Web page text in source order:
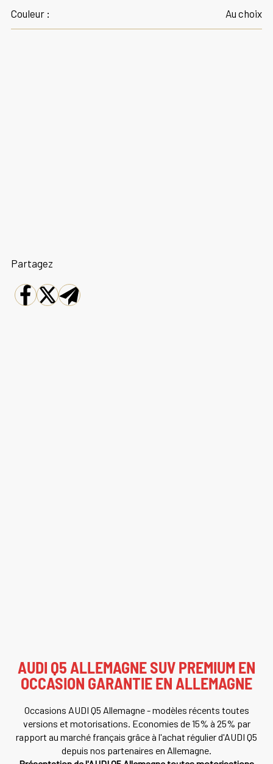
Couleur : Au choix
Partagez
AUDI Q5 ALLEMAGNE SUV PREMIUM EN
OCCASION GARANTIE EN ALLEMAGNE
Occasions AUDI Q5 Allemagne - modèles récents toutes
versions et motorisations. Economies de 15% à 25% par
rapport au marché français grâce à l'achat régulier d'AUDI Q5
depuis nos partenaires en Allemagne.